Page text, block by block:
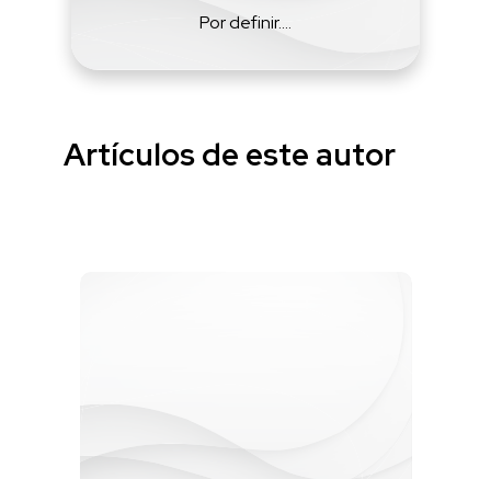
Por definir....
Artículos de este autor